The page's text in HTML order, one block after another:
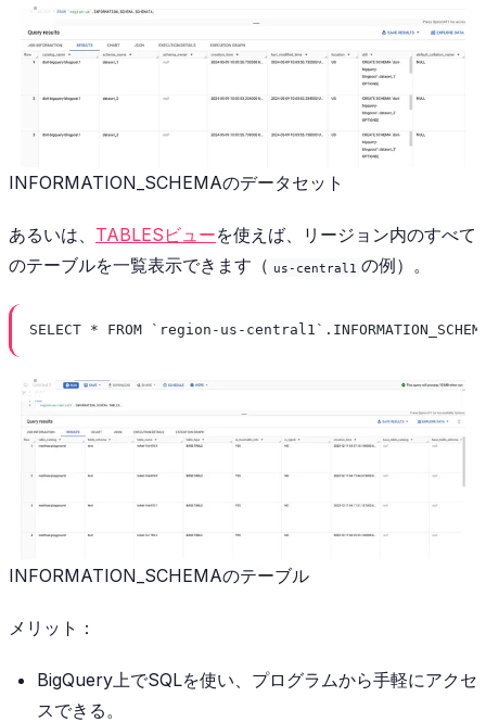
INFORMATION_SCHEMAのデータセット
あるいは、 TABLESビューを使えば、リージョン内のすべて
のテーブルを一覧表示できます（ us-central1 の例）。
SELECT * FROM `region-us-
INFORMATION_SCHEMAのテーブル
メリット：
BigQuery上でSQLを使い、プログラムから手軽にアクセ
スできる。